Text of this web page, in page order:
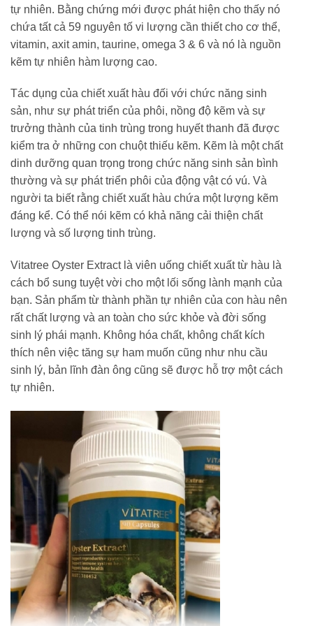
tự nhiên. Bằng chứng mới được phát hiện cho thấy nó
chứa tất cả 59 nguyên tố vi lượng cần thiết cho cơ thể,
vitamin, axit amin, taurine, omega 3 & 6 và nó là nguồn
kẽm tự nhiên hàm lượng cao.
Tác dụng của chiết xuất hàu đối với chức năng sinh
sản, như sự phát triển của phôi, nồng độ kẽm và sự
trưởng thành của tinh trùng trong huyết thanh đã được
kiểm tra ở những con chuột thiếu kẽm. Kẽm là một chất
dinh dưỡng quan trọng trong chức năng sinh sản bình
thường và sự phát triển phôi của động vật có vú. Và
người ta biết rằng chiết xuất hàu chứa một lượng kẽm
đáng kể. Có thể nói kẽm có khả năng cải thiện chất
lượng và số lượng tinh trùng.
Vitatree Oyster Extract là viên uống chiết xuất từ hàu là
cách bổ sung tuyệt vời cho một lối sống lành mạnh của
bạn. Sản phẩm từ thành phần tự nhiên của con hàu nên
rất chất lượng và an toàn cho sức khỏe và đời sống
sinh lý phái mạnh. Không hóa chất, không chất kích
thích nên việc tăng sự ham muốn cũng như nhu cầu
sinh lý, bản lĩnh đàn ông cũng sẽ được hỗ trợ một cách
tự nhiên.